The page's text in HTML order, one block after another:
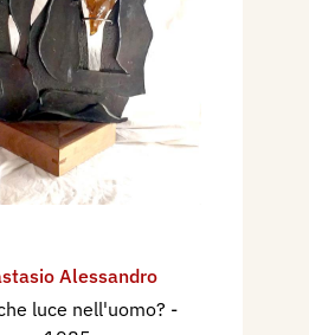
Alessandro
luce nell'uomo? -